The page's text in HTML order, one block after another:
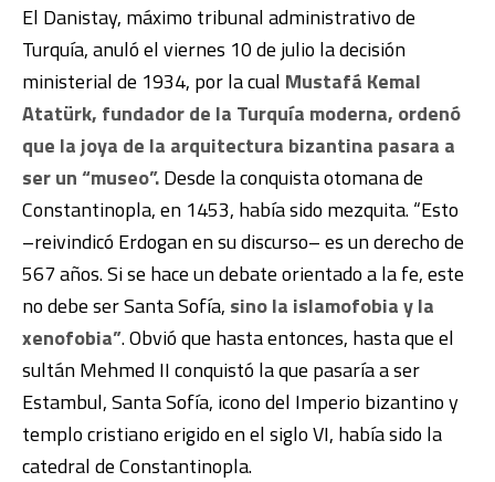
El Danistay, máximo tribunal administrativo de
Turquía, anuló el viernes 10 de julio la decisión
ministerial de 1934, por la cual Mustafá Kemal
Atatürk, fundador de la Turquía moderna, ordenó
que la joya de la arquitectura bizantina pasara a
ser un “museo”.Desde la conquista otomana de
Constantinopla, en 1453, había sido mezquita. “Esto
–reivindicó Erdogan en su discurso– es un derecho de
567 años. Si se hace un debate orientado a la fe, este
no debe ser Santa Sofía, sino la islamofobia y la
xenofobia”. Obvió que hasta entonces, hasta que el
sultán Mehmed II conquistó la que pasaría a ser
Estambul, Santa Sofía, icono del Imperio bizantino y
templo cristiano erigido en el siglo VI, había sido la
catedral de Constantinopla.